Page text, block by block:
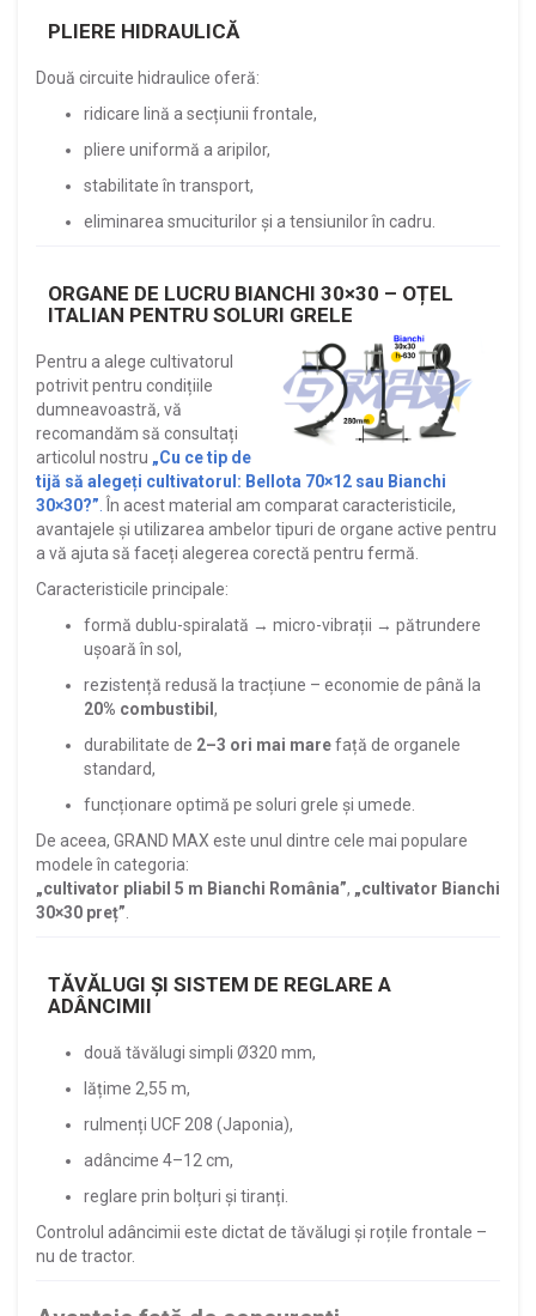
PLIERE HIDRAULICĂ
Două circuite hidraulice oferă:
ridicare lină a secțiunii frontale,
pliere uniformă a aripilor,
stabilitate în transport,
eliminarea smuciturilor și a tensiunilor în cadru.
ORGANE DE LUCRU BIANCHI 30×30 – OȚEL
ITALIAN PENTRU SOLURI GRELE
Pentru a alege cultivatorul
potrivit pentru condițiile
dumneavoastră, vă
recomandăm să consultați
articolul nostru „Cu ce tip de
tijă să alegeți cultivatorul: Bellota 70×12 sau Bianchi
30×30?”
În acest material am comparat caracteristicile,
avantajele și utilizarea ambelor tipuri de organe active pentru
a vă ajuta să faceți alegerea corectă pentru fermă.
Caracteristicile principale:
formă dublu-spiralată → micro-vibrații → pătrundere
ușoară în sol,
rezistență redusă la tracțiune – economie de până la
20% combustibil ,
durabilitate de 2–3 ori mai marefață de organele
standard,
funcționare optimă pe soluri grele și umede.
De aceea, GRAND MAX este unul dintre cele mai populare
modele în categoria:
„cultivator pliabil 5 m Bianchi România”, „cultivator Bianchi
30×30 preț”
TĂVĂLUGI ȘI SISTEM DE REGLARE A
ADÂNCIMII
două tăvălugi simpli Ø320 mm,
lățime 2,55 m,
rulmenți UCF 208 (Japonia),
adâncime 4–12 cm,
reglare prin bolțuri și tiranți.
Controlul adâncimii este dictat de tăvălugi și roțile frontale –
nu de tractor.